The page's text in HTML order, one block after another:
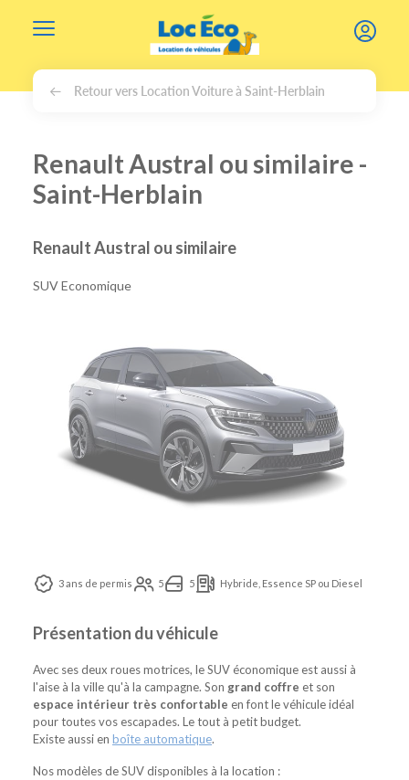
Retour vers Location Voiture à Saint-Herblain
Renault Austral ou similaire -
Saint-Herblain
Renault Austral ou similaire
SUV Economique
3 ans de permis 5 5 Hybride, Essence SP ou Diesel
Présentation du véhicule
Avec ses deux roues motrices, le SUV économique est aussi à
l'aise à la ville qu'à la campagne. Son grand coffre et son
espace intérieur très confortable en font le véhicule idéal
pour toutes vos escapades. Le tout à petit budget.
Existe aussi en boîte automatique.
Nos modèles de SUV disponibles à la location :